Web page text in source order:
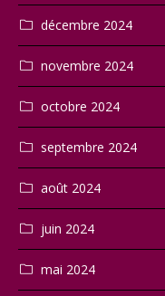
décembre 2024
novembre 2024
octobre 2024
septembre 2024
août 2024
juin 2024
mai 2024